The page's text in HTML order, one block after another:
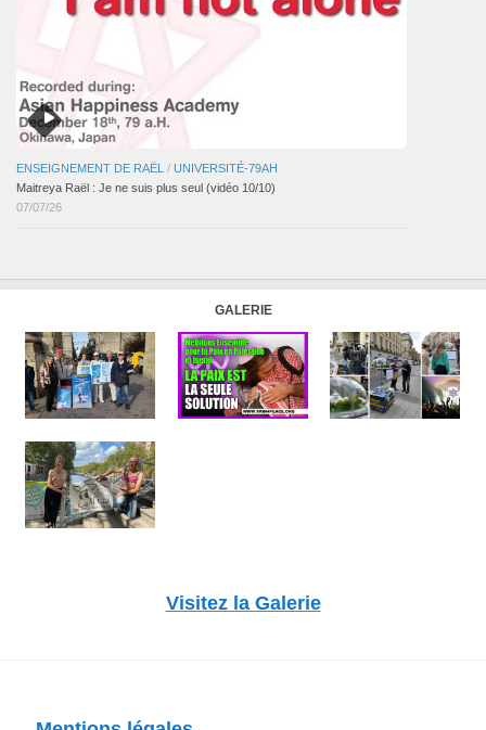
ENSEIGNEMENT DE RAËL / UNIVERSITÉ-79AH
Maitreya Raël : Je ne suis plus seul (vidéo 10/10)
07/07/26
GALERIE
Visitez la Galerie